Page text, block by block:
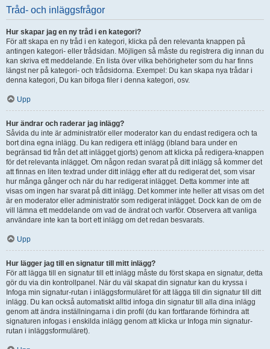
Tråd- och inläggsfrågor
Hur skapar jag en ny tråd i en kategori?
För att skapa en ny tråd i en kategori, klicka på den relevanta knappen på
antingen kategori- eller trådsidan. Möjligen så måste du registrera dig innan du
kan skriva ett meddelande. En lista över vilka behörigheter som du har finns
längst ner på kategori- och trådsidorna. Exempel: Du kan skapa nya trådar i
denna kategori, Du kan bifoga filer i denna kategori, osv.
Upp
Hur ändrar och raderar jag inlägg?
Såvida du inte är administratör eller moderator kan du endast redigera och ta
bort dina egna inlägg. Du kan redigera ett inlägg (ibland bara under en
begränsad tid från det att inlägget gjorts) genom att klicka på redigera-knappen
för det relevanta inlägget. Om någon redan svarat på ditt inlägg så kommer det
att finnas en liten textrad under ditt inlägg efter att du redigerat det, som visar
hur många gånger och när du har redigerat inlägget. Detta kommer inte att
visas om ingen har svarat på ditt inlägg. Det kommer inte heller att visas om det
är en moderator eller administratör som redigerat inlägget. Dock kan de om de
vill lämna ett meddelande om vad de ändrat och varför. Observera att vanliga
användare inte kan ta bort ett inlägg om det redan besvarats.
Upp
Hur lägger jag till en signatur till mitt inlägg?
För att lägga till en signatur till ett inlägg måste du först skapa en signatur, detta
gör du via din kontrollpanel. När du väl skapat din signatur kan du kryssa i
Infoga min signatur-rutan i inläggsformuläret för att lägga till din signatur till ditt
inlägg. Du kan också automatiskt alltid infoga din signatur till alla dina inlägg
genom att ändra inställningarna i din profil (du kan fortfarande förhindra att
signaturen infogas i enskilda inlägg genom att klicka ur Infoga min signatur-
rutan i inläggsformuläret).